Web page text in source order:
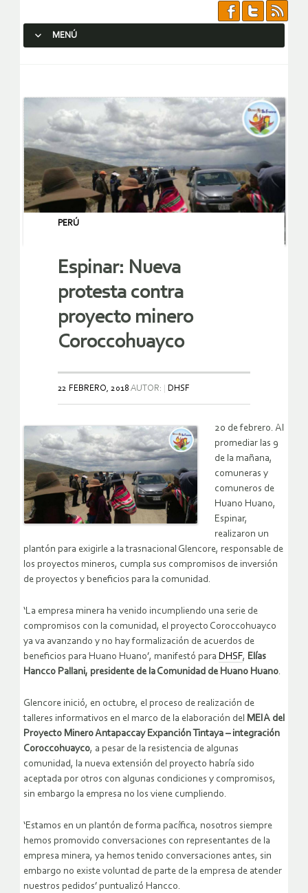
MENÚ
PERÚ
Espinar: Nueva
protesta contra
proyecto minero
Coroccohuayco
22 FEBRERO, 2018 AUTOR: DHSF
20 de febrero. Al
promediar las 9
de la mañana,
comuneras y
comuneros de
Huano Huano,
Espinar,
realizaron un
plantón para exigirle a la trasnacional Glencore, responsable de
los proyectos mineros, cumpla sus compromisos de inversión
de proyectos y beneficios para la comunidad.
‘La empresa minera ha venido incumpliendo una serie de
compromisos con la comunidad, el proyecto Coroccohuayco
ya va avanzando y no hay formalización de acuerdos de
beneficios para Huano Huano’, manifestó para DHSF, Elías
Hancco Pallani, presidente de la Comunidad de Huano Huano.
Glencore inició, en octubre, el proceso de realización de
talleres in­formativos en el marco de la elaboración del MEIA del
Proyecto Minero Antapaccay Expanción Tintaya – integración
Coroccohuayco, a pesar de la resistencia de algunas
comunidad, la nueva extensión del proyecto habría sido
aceptada por otros con algunas condiciones y compromisos,
sin embargo la empresa no los viene cumpliendo.
‘Estamos en un plantón de forma pacífica, nosotros siempre
hemos promovido conversaciones con representantes de la
empresa minera, ya hemos tenido conversaciones antes, sin
embargo no existe voluntad de parte de la empresa de atender
nuestros pedidos’ puntualizó Hancco.